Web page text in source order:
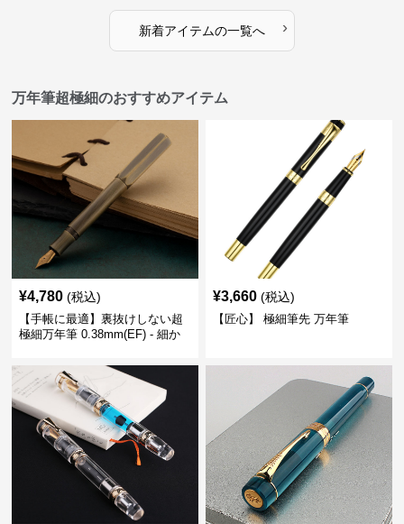
新着アイテムの一覧へ ›
万年筆超極細のおすすめアイテム
¥4,780 (税込)
【手帳に最適】裏抜けしない超
極細万年筆 0.38mm(EF) - 細か
¥3,660 (税込)
【匠心】 極細筆先 万年筆